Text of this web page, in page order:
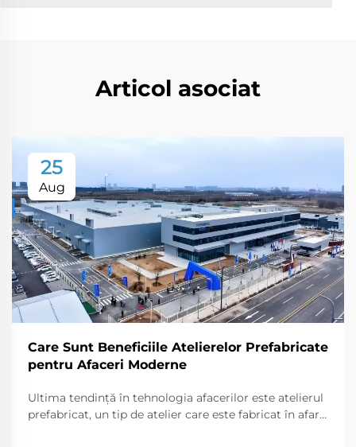
Articol asociat
25
Aug
Care Sunt Beneficiile Atelierelor Prefabricate
pentru Afaceri Moderne
Ultima tendință în tehnologia afacerilor este atelierul
prefabricat, un tip de atelier care este fabricat în afara